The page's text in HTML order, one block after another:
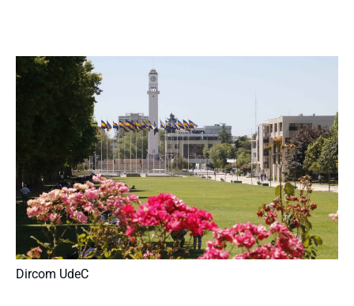
Dircom UdeC